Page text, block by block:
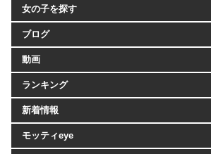
女の子を探す
ブログ
動画
ランキング
新着情報
モッティeye